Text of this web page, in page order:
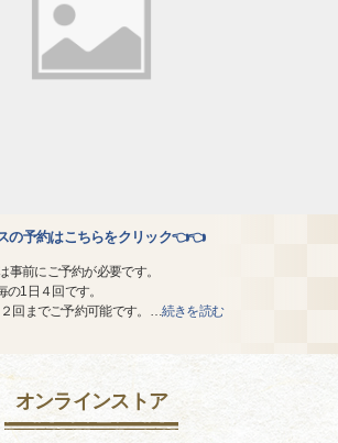
の予約はこちらをクリック👈👈
事前にご予約が必要です。
1日４回です。
回までご予約可能です。
…続きを読む
オンラインストア